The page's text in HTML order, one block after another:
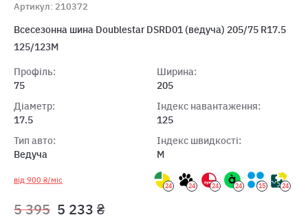
Артикул: 210372
Всесезонна шина Doublestar DSRD01 (ведуча) 205/75 R17.5
125/123M
Профіль:
75
Діаметр:
17.5
Тип авто:
Ведуча
Ширина:
205
Індекс навантаження:
125
Індекс швидкості:
M
від 900 ₴/міс
24 24 24 24 15 24
5 395 5 233 ₴